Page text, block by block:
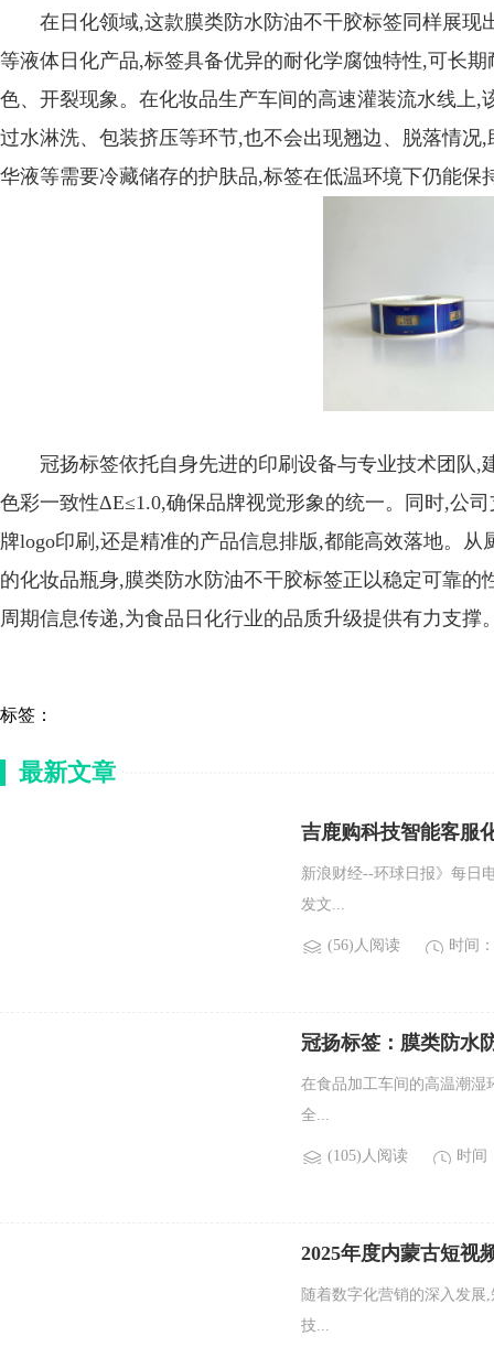
在日化领域,这款膜类防水防油不干胶标签同样展
等液体日化产品,标签具备优异的耐化学腐蚀特性,可长
色、开裂现象。在化妆品生产车间的高速灌装流水线上
过水淋洗、包装挤压等环节,也不会出现翘边、脱落情
华液等需要冷藏储存的护肤品,标签在低温环境下仍能
冠扬标签依托自身先进的印刷设备与专业技术团队
色彩一致性ΔE≤1.0,确保品牌视觉形象的统一。同时,公
牌logo印刷,还是精准的产品信息排版,都能高效落地。
的化妆品瓶身,膜类防水防油不干胶标签正以稳定可靠
周期信息传递,为食品日化行业的品质升级提供有力支撑
标签：
最新文章
吉鹿购科技智能客服
新浪财经--环球日报》每日
发文...
(56)人阅读 时间
冠扬标签：膜类防水
在食品加工车间的高温潮湿
全...
(105)人阅读 时间
2025年度内蒙古短视
随着数字化营销的深入发
技...